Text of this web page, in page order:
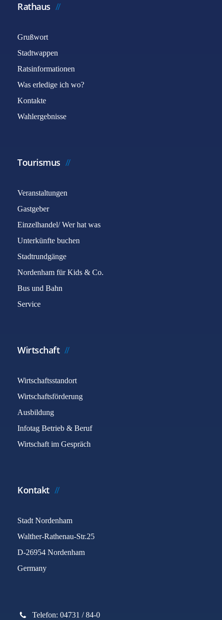
Rathaus
Grußwort
Stadtwappen
Ratsinformationen
Was erledige ich wo?
Kontakte
Wahlergebnisse
Tourismus
Veranstaltungen
Gastgeber
Einzelhandel/ Wer hat was
Unterkünfte buchen
Stadtrundgänge
Nordenham für Kids & Co.
Bus und Bahn
Service
Wirtschaft
Wirtschaftsstandort
Wirtschaftsförderung
Ausbildung
Infotag Betrieb & Beruf
Wirtschaft im Gespräch
Kontakt
Stadt Nordenham
Walther-Rathenau-Str.25
D-26954 Nordenham
Germany
Telefon: 04731 / 84-0